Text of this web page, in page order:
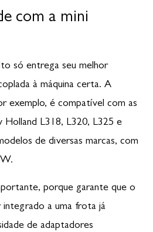
com a mini
só entrega seu melhor
à máquina certa. A
exemplo, é compatível com as
Holland L318, L320, L325 e
de diversas marcas, com
porque garante que o
integrado a uma frota já
de adaptadores